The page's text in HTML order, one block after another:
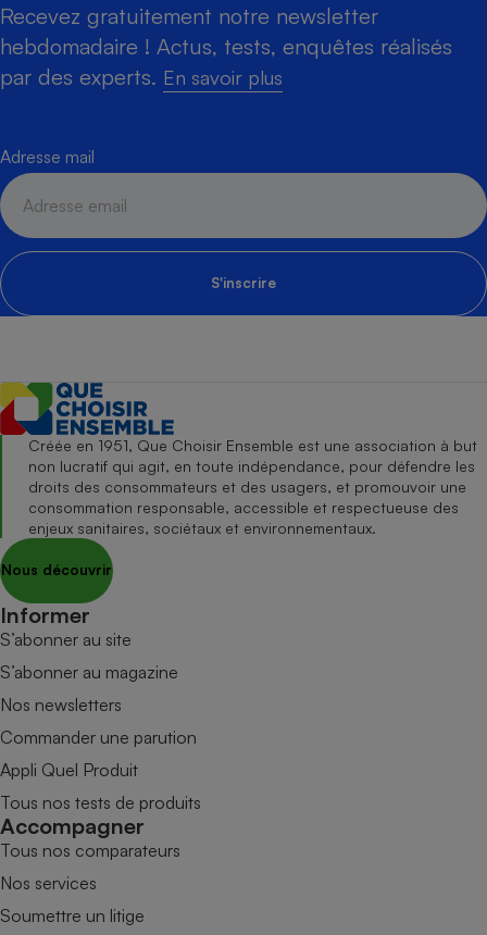
Recevez gratuitement notre newsletter
hebdomadaire ! Actus, tests, enquêtes réalisés
par des experts. En savoir plus
Adresse mail
S'inscrire
Créée en 1951, Que Choisir Ensemble est une association à but
non lucratif qui agit, en toute indépendance, pour défendre les
droits des consommateurs et des usagers, et promouvoir une
consommation responsable, accessible et respectueuse des
enjeux sanitaires, sociétaux et environnementaux.
Nous découvrir
Informer
S’abonner au site
S’abonner au magazine
Nos newsletters
Commander une parution
Appli Quel Produit
Tous nos tests de produits
Accompagner
Tous nos comparateurs
Nos services
Soumettre un litige